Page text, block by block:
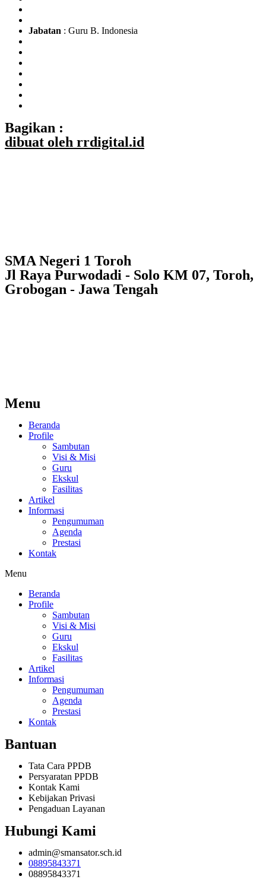
Jabatan : Guru B. Indonesia
Bagikan :
dibuat oleh rrdigital.id
SMA Negeri 1 Toroh
Jl Raya Purwodadi - Solo KM 07, Toroh,
Grobogan - Jawa Tengah
Menu
Beranda
Profile
Sambutan
Visi & Misi
Guru
Ekskul
Fasilitas
Artikel
Informasi
Pengumuman
Agenda
Prestasi
Kontak
Menu
Beranda
Profile
Sambutan
Visi & Misi
Guru
Ekskul
Fasilitas
Artikel
Informasi
Pengumuman
Agenda
Prestasi
Kontak
Bantuan
Tata Cara PPDB
Persyaratan PPDB
Kontak Kami
Kebijakan Privasi
Pengaduan Layanan
Hubungi Kami
admin@smansator.sch.id
08895843371
08895843371